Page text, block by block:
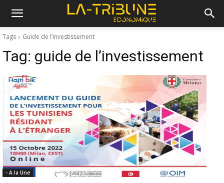
Tags Guide de l’investissement
Tag: guide de l’investissement
- A la Une